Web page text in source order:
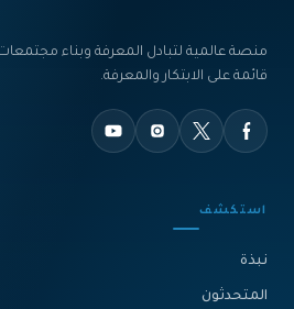
منصة عالمية لتبادل المعرفة وبناء
قائمة على الابتكار والمعرفة.
استكشف
نبذة‎
المتحدثون